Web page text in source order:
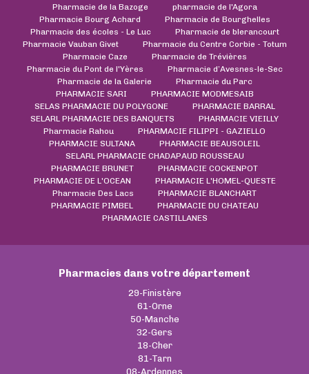
Pharmacie de la Bazoge
pharmacie de l'Agora
Pharmacie Bourg Achard
Pharmacie de Bourghelles
Pharmacie des écoles - Le Luc
Pharmacie de blerancourt
Pharmacie Vauban Givet
Pharmacie du Centre Corbie - Totum
Pharmacie Caze
Pharmacie de Trévières
Pharmacie du Pont de l'Yères
Pharmacie d’Avesnes-le-Sec
Pharmacie de la Galerie
Pharmacie du Parc
PHARMACIE SARI
PHARMACIE MODMESAIB
SELAS PHARMACIE DU POLYGONE
PHARMACIE BARRAL
SELARL PHARMACIE DES BANQUETS
PHARMACIE VIEILLY
Pharmacie Rahou
PHARMACIE FILIPPI - GAZIELLO
PHARMACIE SULTANA
PHARMACIE BEAUSOLEIL
SELARL PHARMACIE CHADAPAUD ROUSSEAU
PHARMACIE BRUNET
PHARMACIE COCKENPOT
PHARMACIE DE L'OCEAN
PHARMACIE L'HOMEL-QUESTE
Pharmacie Des Lacs
PHARMACIE BLANCHART
PHARMACIE PIMBEL
PHARMACIE DU CHATEAU
PHARMACIE CASTILLANES
Pharmacies dans votre département
29-Finistère
61-Orne
50-Manche
32-Gers
18-Cher
81-Tarn
08-Ardennes